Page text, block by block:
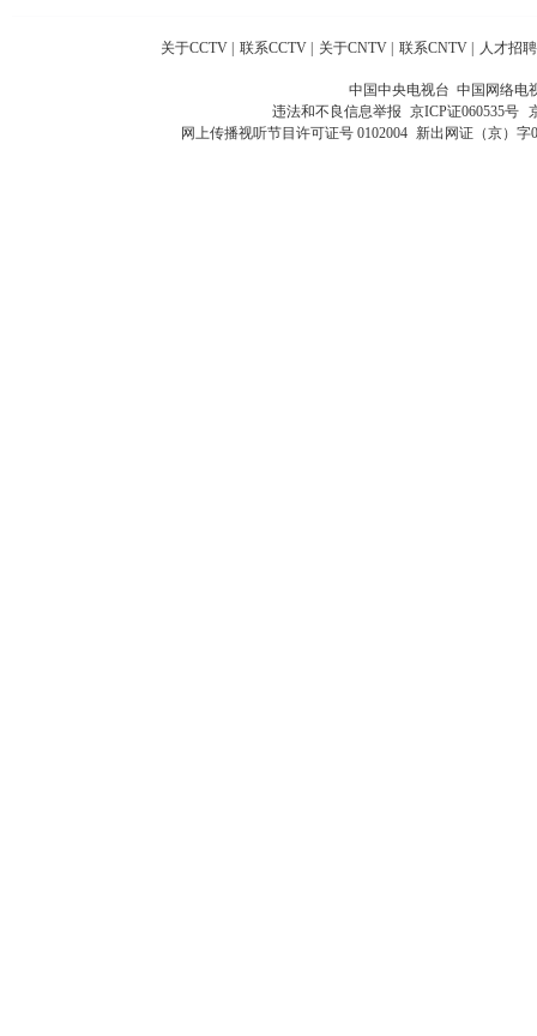
关于CCTV | 联系CCTV | 关于CNTV | 联系CNTV | 人才招聘
中国中央电视台 中国网络电
违法和不良信息举报 京ICP证060535号
网上传播视听节目许可证号 0102004 新出网证（京）